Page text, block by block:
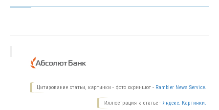
Цитирование статьи, картинки - фото скриншот - Rambler News Service.
Иллюстрация к статье - Яндекс. Картинки.